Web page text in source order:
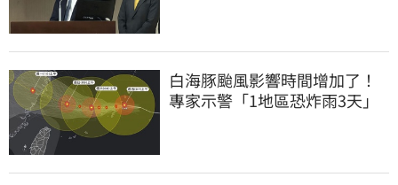
白海豚颱風影響時間增加了！
專家示警「1地區恐炸雨3天」